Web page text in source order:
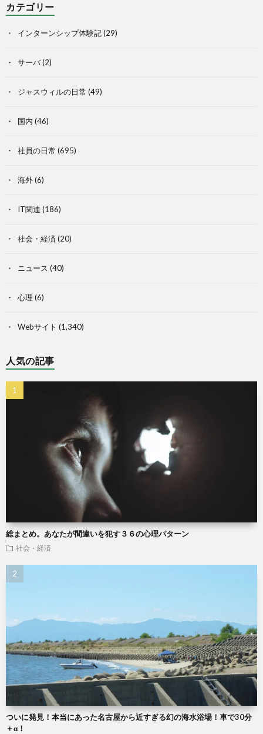
カテゴリー
インターンシップ体験記(29)
サーバ(2)
ジャスウィルの日常 (49)
国内 (46)
社員の日常 (695)
海外(6)
IT関連 (186)
社会・経済 (20)
ニュース (40)
心理 (6)
Webサイト (1,340)
人気の記事
総まとめ。あなたが間違いを犯す３６の心理パターン
社会・経済
ついに発見！本当にあった名古屋から近すぎる幻の海水浴場！車で30分
＋α！